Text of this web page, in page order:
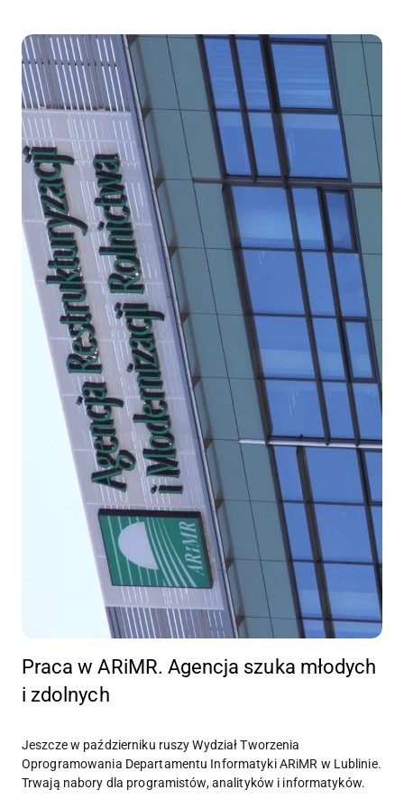
Praca w ARiMR. Agencja szuka młodych
i zdolnych
Jeszcze w październiku ruszy Wydział Tworzenia
Oprogramowania Departamentu Informatyki ARiMR w Lublinie.
Trwają nabory dla programistów, analityków i informatyków.